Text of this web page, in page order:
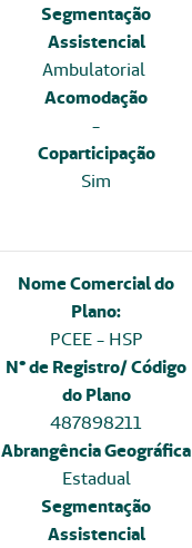
Segmentação
Assistencial
Ambulatorial
Acomodação
-
Coparticipação
Sim
Nome Comercial do
Plano:
PCEE - HSP
N° de Registro/ Código
do Plano
487898211
Abrangência Geográfica
Estadual
Segmentação
Assistencial